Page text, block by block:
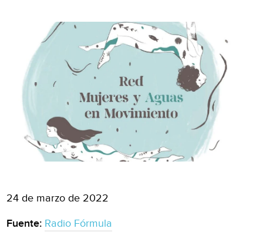
24 de marzo de 2022
Fuente: Radio Fórmula